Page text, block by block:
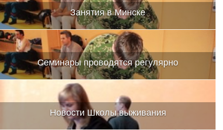
Занятия в Минске
Семинары проводятся регулярно
Новости Школы выживания